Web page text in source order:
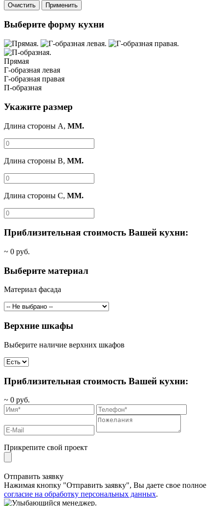
Очистить Применить
Выберите форму кухни
Прямая
Г-образная левая
Г-образная правая
П-образная
Укажите размер
Длина стороны A, ММ.
Длина стороны B, ММ.
Длина стороны C, ММ.
Приблизительная стоимость Вашей кухни:
~ 0 руб.
Выберите материал
Материал фасада
Верхние шкафы
Выберите наличие верхних шкафов
Приблизительная стоимость Вашей кухни:
~ 0 руб.
Прикрепите свой проект
Отправить заявку
Нажимая кнопку "Отправить заявку", Вы даете свое полное
согласие на обработку персональных данных.